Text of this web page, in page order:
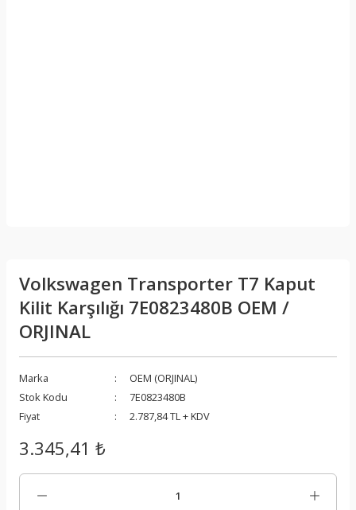
Volkswagen Transporter T7 Kaput
Kilit Karşılığı 7E0823480B OEM /
ORJINAL
Marka
OEM (ORJINAL)
Stok Kodu
7E0823480B
Fiyat
2.787,84 TL + KDV
3.345,41 ₺